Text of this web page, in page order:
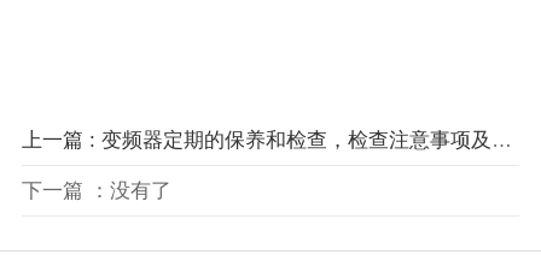
上一篇 : 变频器定期的保养和检查，检查注意事项及检查项目
下一篇 ：没有了